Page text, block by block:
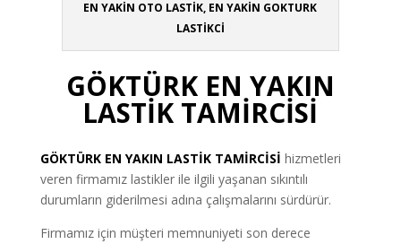
EN YAKİN OTO LASTİK, EN YAKİN GOKTURK
LASTİKCİ
GÖKTÜRK EN YAKIN
LASTİK TAMİRCİSİ
GÖKTÜRK EN YAKIN LASTİK TAMİRCİSİ hizmetleri
veren firmamız lastikler ile ilgili yaşanan sıkıntılı
durumların giderilmesi adına çalışmalarını sürdürür.
Firmamız için müşteri memnuniyeti son derece